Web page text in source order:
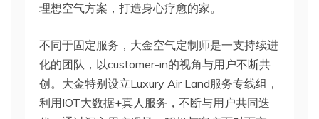
理想空气方案，打造身心疗愈的家。
不同于固定服务，大金空气定制师是一支持续进
化的团队，以customer-in的视角与用户不断共
创。大金特别设立Luxury Air Land服务专线组，
利用IOT大数据+真人服务，不断与用户共同迭